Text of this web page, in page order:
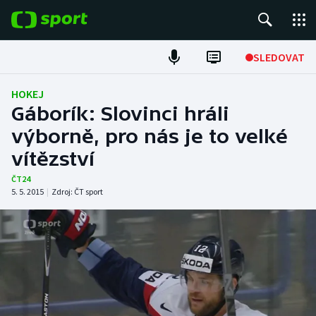
SLEDOVAT
Fotbal
Hokej
Tenis
Atletika
Cyklistika
DALŠÍ SPORTY
Americký fotbal
NEPŘEHLÉDNĚTE
HOKEJ
Gáborík: Slovinci hráli
výborně, pro nás je to velké
vítězství
ČT24
5. 5. 2015 | Zdroj: ČT sport